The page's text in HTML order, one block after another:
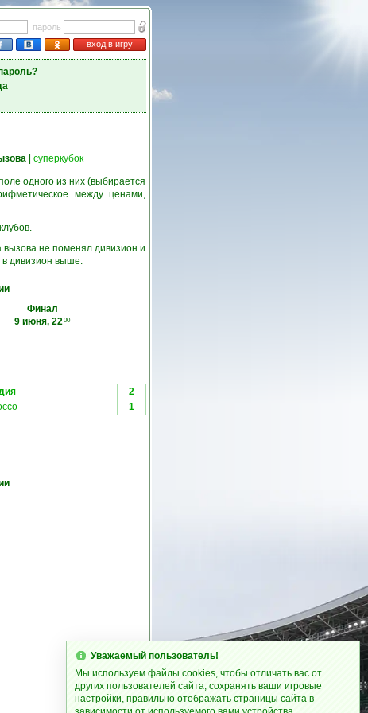
пароль
вход в игру
| суперкубок
одного из них (выбирается
между ценами,
вызова не поменял дивизион и
в дивизион выше.
Финал
9 июня, 2200
2
1
Уважаемый пользователь!
Мы используем файлы cookies, чтобы отличать вас от
других пользователей сайта, сохранять ваши игровые
настройки, правильно отображать страницы сайта в